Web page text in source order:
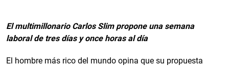
El multimillonario Carlos Slim propone una semana
laboral de tres días y once horas al día
El hombre más rico del mundo opina que su propuesta